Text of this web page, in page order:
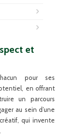
et
pour ses
en offrant
un parcours
au sein d’une
qui invente